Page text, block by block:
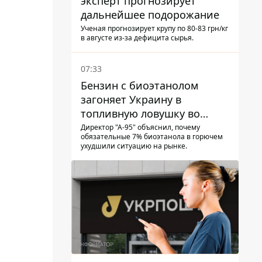
дальнейшее подорожание
Ученая прогнозирует крупу по 80-83 грн/кг
в августе из-за дефицита сырья.
07:33
Бензин с биоэтанолом
загоняет Украину в
топливную ловушку во
время войны - Сергей Куюн
Директор "А-95" объяснил, почему
обязательные 7% биоэтанола в горючем
ухудшили ситуацию на рынке.